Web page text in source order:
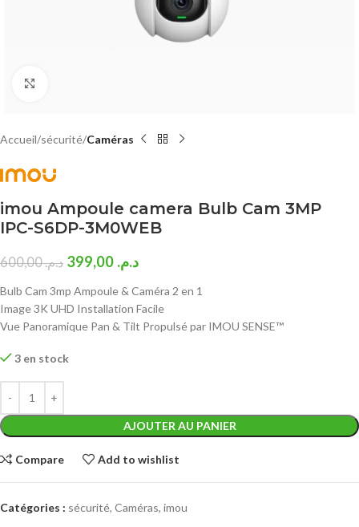
Accueil sécurité Caméras
imou Ampoule camera Bulb Cam 3MP
IPC-S6DP-3M0WEB
د.م.600,00 د.م.
Bulb Cam 3mp Ampoule & Caméra 2 en 1
Image 3K UHD Installation Facile
Vue Panoramique Pan & Tilt Propulsé par IMOU SENSE™
3 en stock
AJOUTER AU PANIER
Compare Add to wishlist
Catégories : sécurité, Caméras, imou